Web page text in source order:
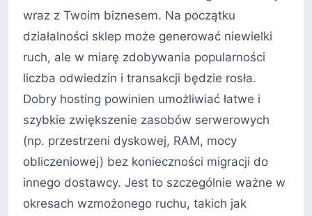
wraz z Twoim biznesem. Na początku
działalności sklep może generować niewielki
ruch, ale w miarę zdobywania popularności
liczba odwiedzin i transakcji będzie rosła.
Dobry hosting powinien umożliwiać łatwe i
szybkie zwiększenie zasobów serwerowych
(np. przestrzeni dyskowej, RAM, mocy
obliczeniowej) bez konieczności migracji do
innego dostawcy. Jest to szczególnie ważne w
okresach wzmożonego ruchu, takich jak